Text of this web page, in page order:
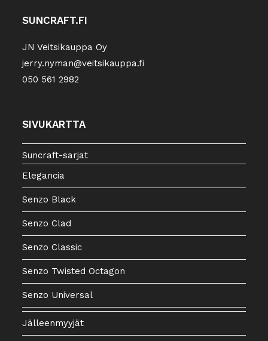
SUNCRAFT.FI
JN Veitsikauppa Oy
jerry.nyman@veitsikauppa.fi
050 561 2982
SIVUKARTTA
Suncraft-sarjat
Elegancia
Senzo Black
Senzo Clad
Senzo Classic
Senzo Twisted Octagon
Senzo Universal
Jälleenmyyjät